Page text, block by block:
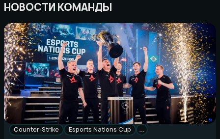
НОВОСТИ КОМАНДЫ
Counter-Strike Esports Nations Cup …